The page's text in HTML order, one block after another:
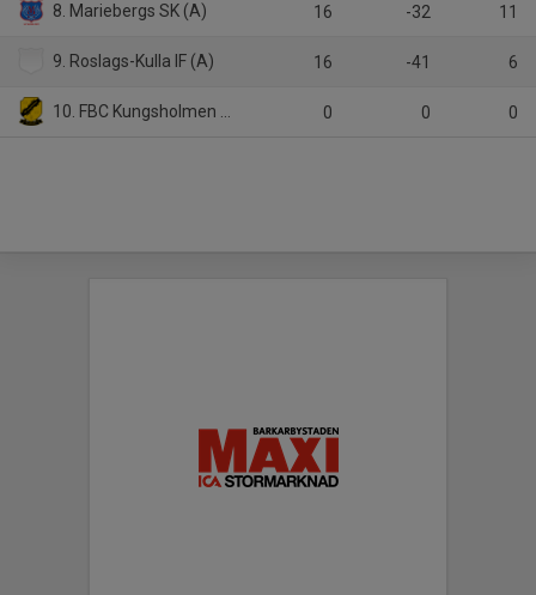
8. Mariebergs SK (A) 16 -32 11
9. Roslags-Kulla IF (A) 16 -41 6
10. FBC Kungsholmen (A) 0 0 0